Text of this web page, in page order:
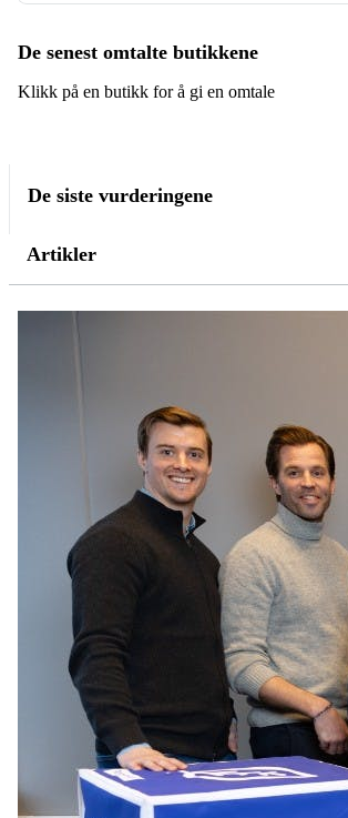
De senest omtalte butikkene
Klikk på en butikk for å gi en omtale
De siste vurderingene
Artikler